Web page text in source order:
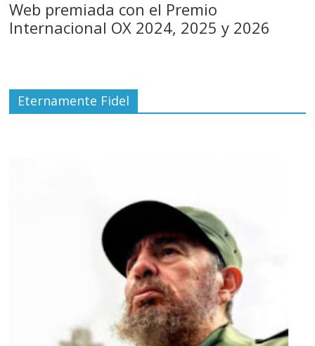
Web premiada con el Premio
Internacional OX 2024, 2025 y 2026
Eternamente Fidel